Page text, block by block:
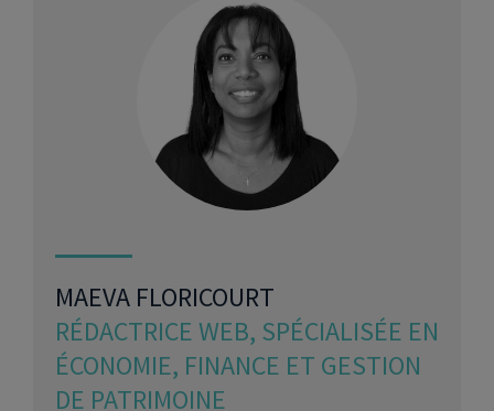
MAEVA FLORICOURT
RÉDACTRICE WEB, SPÉCIALISÉE EN
ÉCONOMIE, FINANCE ET GESTION
DE PATRIMOINE